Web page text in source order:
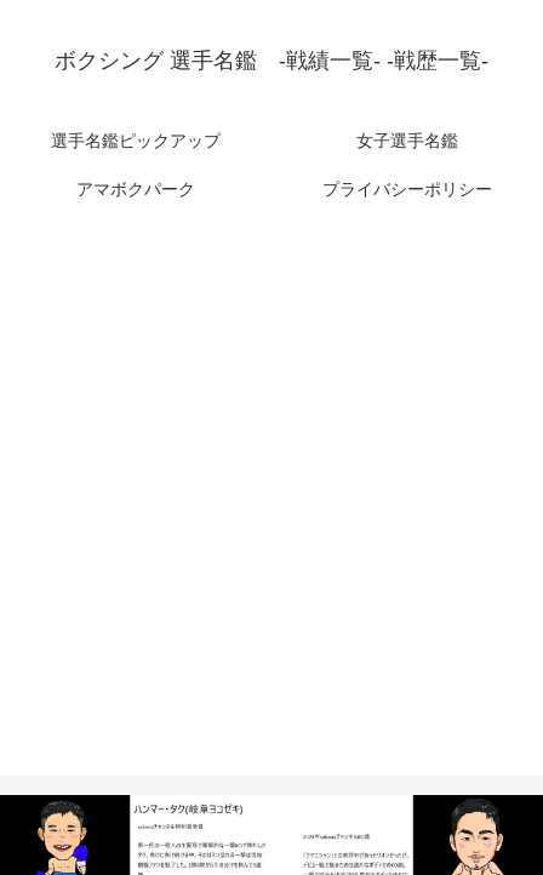
ボクシング 選手名鑑 -戦績一覧- -戦歴一覧-
選手名鑑ピックアップ 女子選手名鑑
アマボクパーク プライバシーポリシー